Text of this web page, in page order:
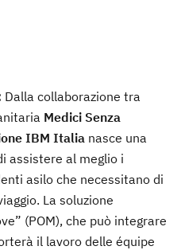
Dalla collaborazione tra
Medici Senza
IBM Italia nasce una
assistere al meglio i
asilo che necessitano di
La soluzione
(POM), che può integrare
il lavoro delle équipe